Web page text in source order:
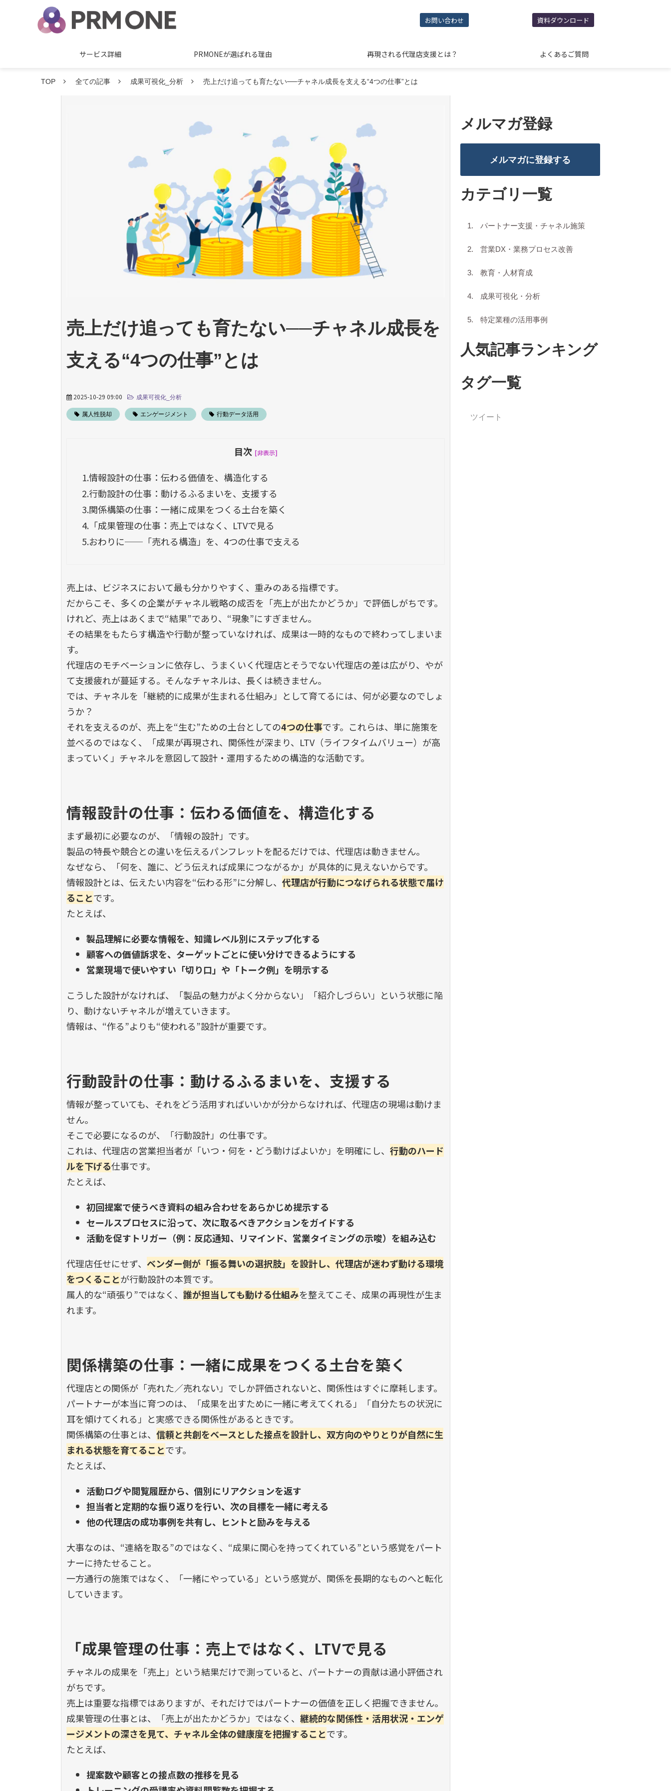
お問い合わせ 資料ダウンロード
サービス詳細 PRMONEが選ばれる理由 再現される代理店支援とは？ よくあるご質問
TOP 全ての記事 成果可視化_分析 売上だけ追っても育たない──チャネル成長を支える“4つの仕事”とは
売上だけ追っても育たない──チャネル成長を
支える“4つの仕事”とは
2025-10-29 09:00 成果可視化_分析
属人性脱却 エンゲージメント 行動データ活用
目次 [非表示]
1.情報設計の仕事：伝わる価値を、構造化する
2.行動設計の仕事：動けるふるまいを、支援する
3.関係構築の仕事：一緒に成果をつくる土台を築く
4. 「成果管理の仕事：売上ではなく、LTVで見る
5.おわりに──「売れる構造」を、4つの仕事で支える
売上は、ビジネスにおいて最も分かりやすく、重みのある指標です。
だからこそ、多くの企業がチャネル戦略の成否を「売上が出たかどうか」で評価しがちです。
けれど、売上はあくまで“結果”であり、 “現象”にすぎません。
その結果をもたらす構造や行動が整っていなければ、成果は一時的なもので終わってしまいま
す。
代理店のモチベーションに依存し、うまくいく代理店とそうでない代理店の差は広がり、やが
て支援疲れが蔓延する。そんなチャネルは、長くは続きません。
では、チャネルを「継続的に成果が生まれる仕組み」として育てるには、何が必要なのでしょ
うか？
それを支えるのが、売上を“生む”ための土台としての4つの仕事です。これらは、単に施策を
並べるのではなく、「成果が再現され、関係性が深まり、 LTV（ライフタイムバリュー）が高
まっていく」チャネルを意図して設計・運用するための構造的な活動です。
情報設計の仕事：伝わる価値を、構造化する
まず最初に必要なのが、「情報の設計」です。
製品の特長や競合との違いを伝えるパンフレットを配るだけでは、代理店は動きません。
なぜなら、「何を、誰に、どう伝えれば成果につながるか」が具体的に見えないからです。
情報設計とは、伝えたい内容を“伝わる形”に分解し、 代理店が行動につなげられる状態で届け
ることです。
たとえば、
製品理解に必要な情報を、知識レベル別にステップ化する
顧客への価値訴求を、ターゲットごとに使い分けできるようにする
営業現場で使いやすい「切り口」や「トーク例」を明示する
こうした設計がなければ、「製品の魅力がよく分からない」「紹介しづらい」という状態に陥
り、動けないチャネルが増えていきます。
情報は、 “作る”よりも“使われる”設計が重要です。
行動設計の仕事：動けるふるまいを、支援する
情報が整っていても、それをどう活用すればいいかが分からなければ、代理店の現場は動けま
せん。
そこで必要になるのが、「行動設計」の仕事です。
これは、代理店の営業担当者が「いつ・何を・どう動けばよいか」を明確にし、 行動のハード
ルを下げる仕事です。
たとえば、
初回提案で使うべき資料の組み合わせをあらかじめ提示する
セールスプロセスに沿って、次に取るべきアクションをガイドする
活動を促すトリガー（例：反応通知、リマインド、営業タイミングの示唆）を組み込む
代理店任せにせず、 ベンダー側が「振る舞いの選択肢」を設計し、代理店が迷わず動ける環境
をつくることが行動設計の本質です。
属人的な“頑張り”ではなく、 誰が担当しても動ける仕組みを整えてこそ、成果の再現性が生ま
れます。
関係構築の仕事：一緒に成果をつくる土台を築く
代理店との関係が「売れた／売れない」でしか評価されないと、関係性はすぐに摩耗します。
パートナーが本当に育つのは、「成果を出すために一緒に考えてくれる」「自分たちの状況に
耳を傾けてくれる」と実感できる関係性があるときです。
関係構築の仕事とは、 信頼と共創をベースとした接点を設計し、双方向のやりとりが自然に生
まれる状態を育てることです。
たとえば、
活動ログや閲覧履歴から、個別にリアクションを返す
担当者と定期的な振り返りを行い、次の目標を一緒に考える
他の代理店の成功事例を共有し、ヒントと励みを与える
大事なのは、 “連絡を取る”のではなく、 “成果に関心を持ってくれている”という感覚をパート
ナーに持たせること。
一方通行の施策ではなく、「一緒にやっている」という感覚が、関係を長期的なものへと転化
していきます。
「成果管理の仕事：売上ではなく、LTVで見る
チャネルの成果を「売上」という結果だけで測っていると、パートナーの貢献は過小評価され
がちです。
売上は重要な指標ではありますが、それだけではパートナーの価値を正しく把握できません。
成果管理の仕事とは、「売上が出たかどうか」ではなく、 継続的な関係性・活用状況・エンゲ
ージメントの深さを見て、チャネル全体の健康度を把握することです。
たとえば、
提案数や顧客との接点数の推移を見る
メルマガ登録
メルマガに登録する
カテゴリ一覧
パートナー支援・チャネル施策
営業DX・業務プロセス改善
教育・人材育成
成果可視化・分析
特定業種の活用事例
人気記事ランキング
タグ一覧
ツイート